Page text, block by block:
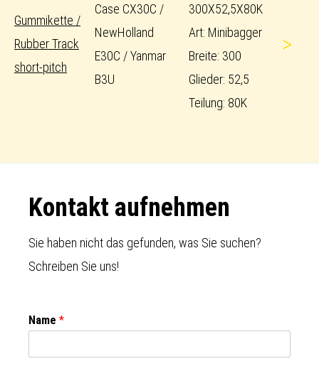
Gummikette /
Rubber Track
short-pitch
Case CX30C /
NewHolland
E30C / Yanmar
B3U
300X52,5X80K
Art: Minibagger
Breite: 300
Glieder: 52,5
Teilung: 80K
>
Footer
Kontakt aufnehmen
Sie haben nicht das gefunden, was Sie suchen?
Schreiben Sie uns!
Name *